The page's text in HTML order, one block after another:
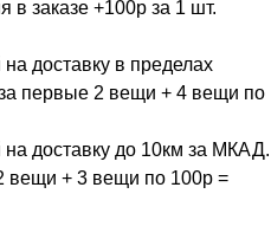
заказе +100р за 1 шт.
доставку в пределах
первые 2 вещи + 4 вещи по
доставку до 10км за МКАД.
вещи + 3 вещи по 100р =